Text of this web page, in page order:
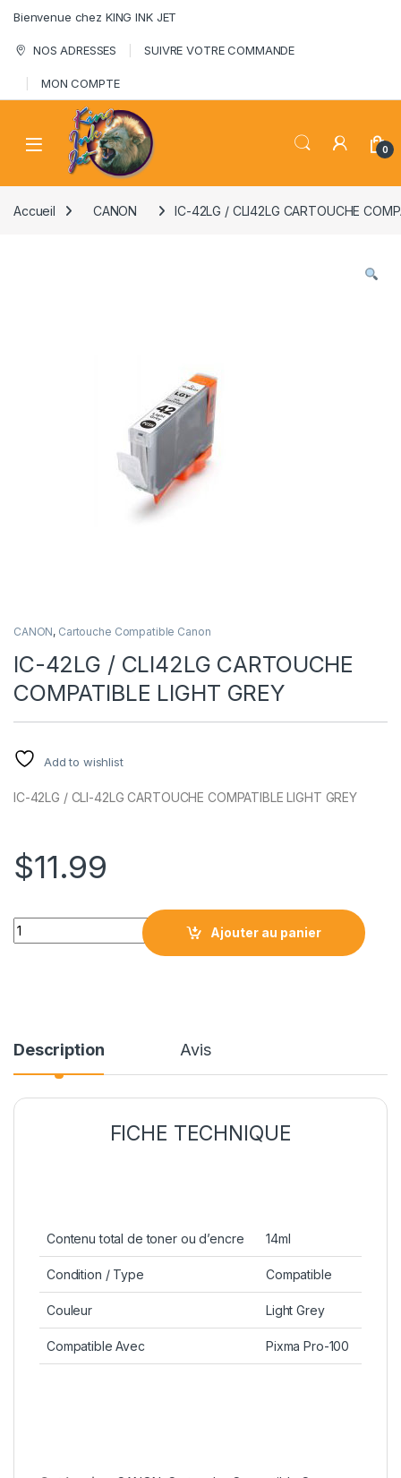
Bienvenue chez KING INK JET
NOS ADRESSES SUIVRE VOTRE COMMANDE
MON COMPTE
0
Accueil CANON IC-42LG / CLI42LG CARTOUCHE
CANON, Cartouche Compatible Canon
IC-42LG / CLI42LG CARTOUCHE
COMPATIBLE LIGHT GREY
Add to wishlist
IC-42LG / CLI-42LG CARTOUCHE COMPATIBLE LIGHT GREY
$11.99
IC-42LG / CLI42LG CARTOUCHE COMPATIBLE LIGHT GREY
Ajouter au panier
Description Avis
FICHE TECHNIQUE
Contenu total de toner ou d’encre 14ml
Condition / Type Compatible
Couleur Light Grey
Compatible Avec Pixma Pro-100